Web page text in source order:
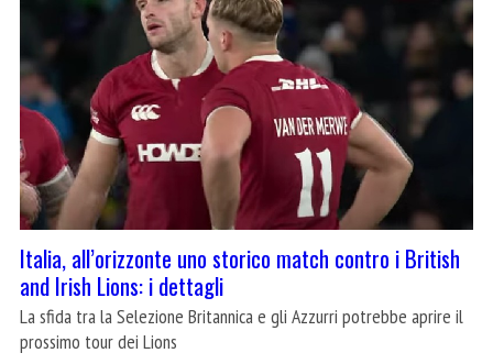
Italia, all’orizzonte uno storico match contro i British
and Irish Lions: i dettagli
La sfida tra la Selezione Britannica e gli Azzurri potrebbe aprire il
prossimo tour dei Lions